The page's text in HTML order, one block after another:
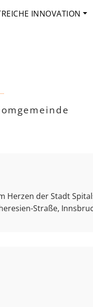
INNOVATION
Herzen der Stadt
Straße,